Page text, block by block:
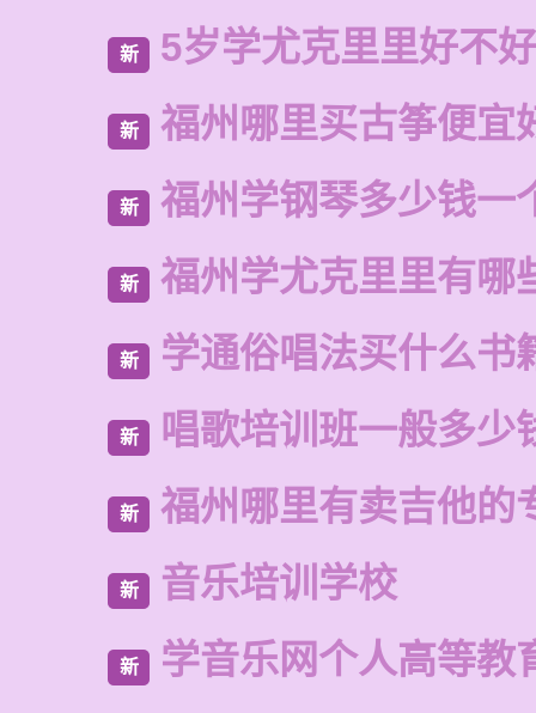
新 5岁学尤克里里好不好
新 福州哪里买古筝便宜
新 福州学钢琴多少钱一
新 福州学尤克里里有哪
新 学通俗唱法买什么书
新 唱歌培训班一般多少
新 福州哪里有卖吉他的
新 音乐培训学校
新 学音乐网个人高等教